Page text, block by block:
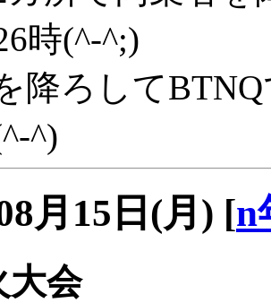
時(^-^;)
降ろして
^)
月15日(月) [n
大会